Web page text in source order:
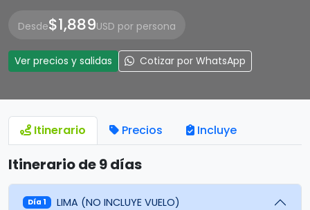
Desde$1,889USD por persona
Ver precios y salidas Cotizar por WhatsApp
Itinerario Precios Incluye
Itinerario de 9 días
Día 1 LIMA (NO INCLUYE VUELO)